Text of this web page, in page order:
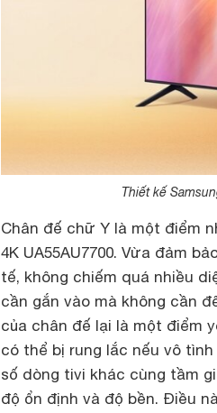
Thiết kế
Chân đế chữ Y là một điểm
4K UA55AU7700. Vừa đảm
tế, không chiếm quá nhiều
cần gắn vào mà không cần
của chân đế lại là một điểm
có thể bị rung lắc nếu vô
số dòng tivi khác cùng tầm
độ ổn định và độ bền. Điều